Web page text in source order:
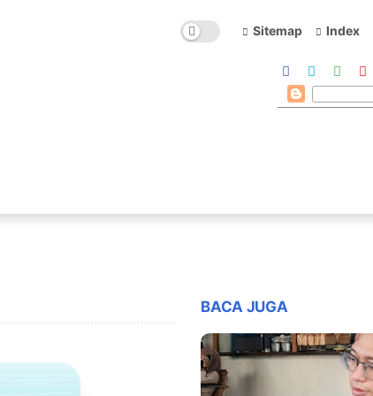
Sitemap Index
BACA JUGA